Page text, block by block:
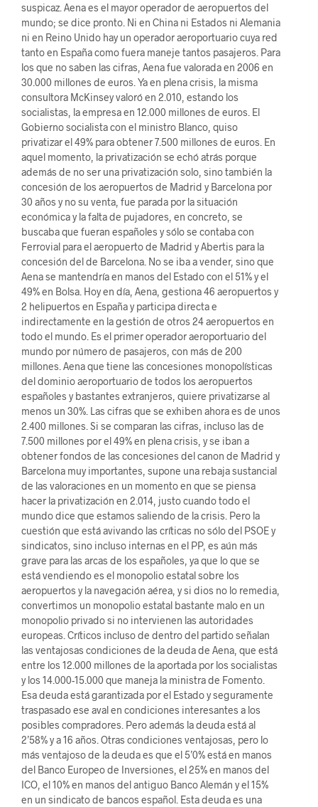
suspicaz. Aena es el mayor operador de aeropuertos del
mundo; se dice pronto. Ni en China ni Estados ni Alemania
ni en Reino Unido hay un operador aeroportuario cuya red
tanto en España como fuera maneje tantos pasajeros. Para
los que no saben las cifras, Aena fue valorada en 2006 en
30.000 millones de euros. Ya en plena crisis, la misma
consultora McKinsey valoró en 2.010, estando los
socialistas, la empresa en 12.000 millones de euros. El
Gobierno socialista con el ministro Blanco, quiso
privatizar el 49% para obtener 7.500 millones de euros. En
aquel momento, la privatización se echó atrás porque
además de no ser una privatización solo, sino también la
concesión de los aeropuertos de Madrid y Barcelona por
30 años y no su venta, fue parada por la situación
económica y la falta de pujadores, en concreto, se
buscaba que fueran españoles y sólo se contaba con
Ferrovial para el aeropuerto de Madrid y Abertis para la
concesión del de Barcelona. No se iba a vender, sino que
Aena se mantendría en manos del Estado con el 51% y el
49% en Bolsa. Hoy en día, Aena, gestiona 46 aeropuertos y
2 helipuertos en España y participa directa e
indirectamente en la gestión de otros 24 aeropuertos en
todo el mundo. Es el primer operador aeroportuario del
mundo por número de pasajeros, con más de 200
millones. Aena que tiene las concesiones monopolísticas
del dominio aeroportuario de todos los aeropuertos
españoles y bastantes extranjeros, quiere privatizarse al
menos un 30%. Las cifras que se exhiben ahora es de unos
2.400 millones. Si se comparan las cifras, incluso las de
7.500 millones por el 49% en plena crisis, y se iban a
obtener fondos de las concesiones del canon de Madrid y
Barcelona muy importantes, supone una rebaja sustancial
de las valoraciones en un momento en que se piensa
hacer la privatización en 2.014, justo cuando todo el
mundo dice que estamos saliendo de la crisis. Pero la
cuestión que está avivando las críticas no sólo del PSOE y
sindicatos, sino incluso internas en el PP, es aún más
grave para las arcas de los españoles, ya que lo que se
está vendiendo es el monopolio estatal sobre los
aeropuertos y la navegación aérea, y si dios no lo remedia,
convertimos un monopolio estatal bastante malo en un
monopolio privado si no intervienen las autoridades
europeas. Críticos incluso de dentro del partido señalan
las ventajosas condiciones de la deuda de Aena, que está
entre los 12.000 millones de la aportada por los socialistas
y los 14.000-15.000 que maneja la ministra de Fomento.
Esa deuda está garantizada por el Estado y seguramente
traspasado ese aval en condiciones interesantes a los
posibles compradores. Pero además la deuda está al
2’58% y a 16 años. Otras condiciones ventajosas, pero lo
más ventajoso de la deuda es que el 5’0% está en manos
del Banco Europeo de Inversiones, el 25% en manos del
ICO, el 10% en manos del antiguo Banco Alemán y el 15%
en un sindicato de bancos español. Esta deuda es una